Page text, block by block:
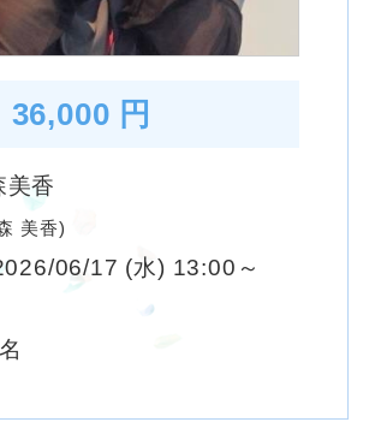
36,000 円
美香
美香)
06/17 (水) 13:00～